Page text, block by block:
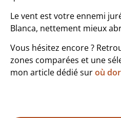
Le vent est votre ennemi
Blanca, nettement mieux
Vous hésitez encore ?
zones comparées et une
mon article dédié suroù